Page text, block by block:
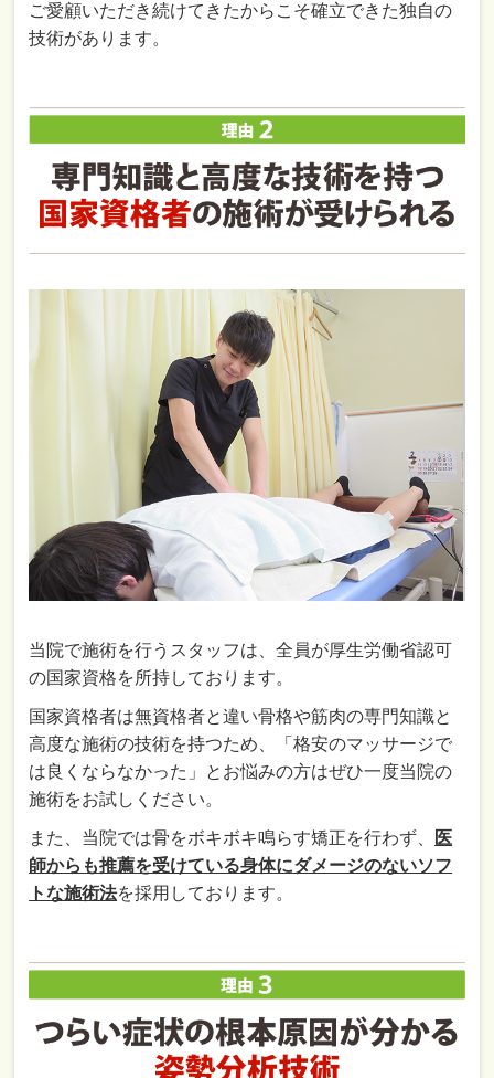
ご愛顧いただき続けてきたからこそ確立できた独自の
技術があります。
当院で施術を行うスタッフは、全員が厚生労働省認可
の国家資格を所持しております。
国家資格者は無資格者と違い骨格や筋肉の専門知識と
高度な施術の技術を持つため、「格安のマッサージで
は良くならなかった」とお悩みの方はぜひ一度当院の
施術をお試しください。
また、当院では骨をボキボキ鳴らす矯正を行わず、
医
師からも推薦を受けている身体にダメージのないソフ
トな施術法を採用しております。